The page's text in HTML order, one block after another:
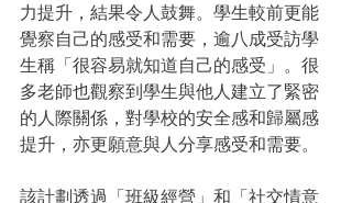
力提升，結果令人鼓舞。學生較前更能
覺察自己的感受和需要，逾八成受訪學
生稱「很容易就知道自己的感受」。很
多老師也觀察到學生與他人建立了緊密
的人際關係，對學校的安全感和歸屬感
提升，亦更願意與人分享感受和需要。
該計劃透過「班級經營」和「社交情意